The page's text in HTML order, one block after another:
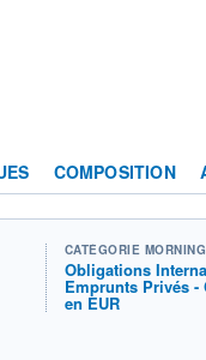
COMPOSITION
CATÉGORIE
Obligations
Emprunts Privés -
en EUR